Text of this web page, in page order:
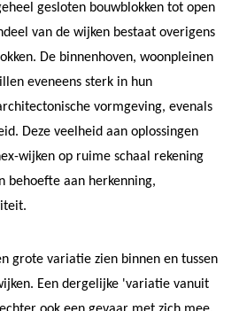
gesloten bouwblokken tot open
van de wijken bestaat overigens
De binnenhoven, woonpleinen
eveneens sterk in hun
vormgeving, evenals
Deze veelheid aan oplossingen
wijken op ruime schaal rekening
behoefte aan herkenning,
grote variatie zien binnen en tussen
Een dergelijke 'variatie vanuit